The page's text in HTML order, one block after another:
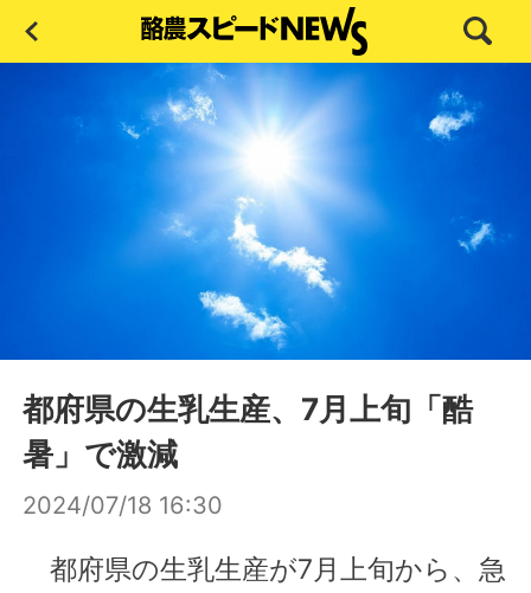
都府県の生乳生産、7月上旬「酷
暑」で激減
2024/07/18 16:30
都府県の生乳生産が7月上旬から、急